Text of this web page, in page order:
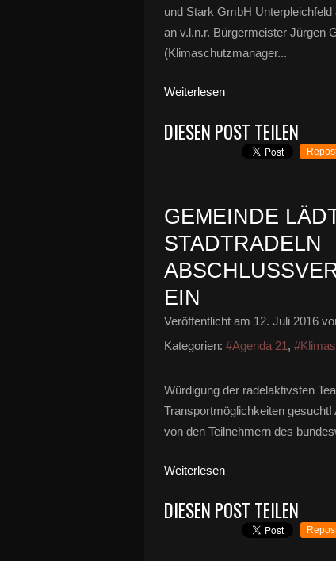
und Stark GmbH
an v.l.n.r. Bürgermeister Jürgen
(Klimaschutzmanager...
Weiterlesen
DIESEN POST TEILEN
GEMEINDE
STADTRADELN
EIN
Veröffentlicht am 12. Juli 2016
Kategorien: #Agenda 21 ,
Würdigung der radelaktivsten
Transportmöglichkeiten
von den Teilnehmern des
Weiterlesen
DIESEN POST TEILEN